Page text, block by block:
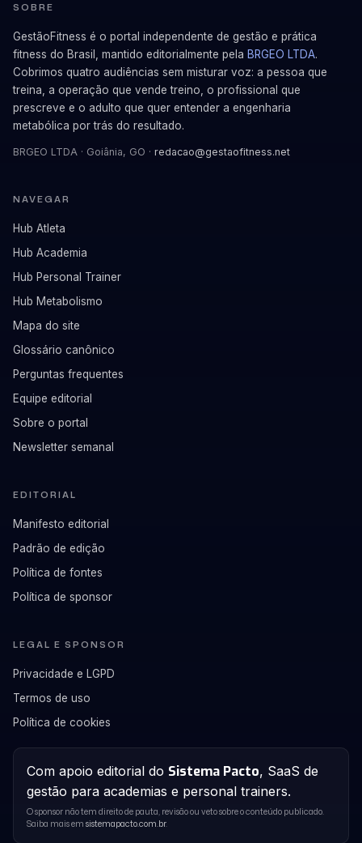
SOBRE
GestãoFitness é o portal independente de gestão e prática
fitness do Brasil, mantido editorialmente pela BRGEO LTDA.
Cobrimos quatro audiências sem misturar voz: a pessoa que
treina, a operação que vende treino, o profissional que
prescreve e o adulto que quer entender a engenharia
metabólica por trás do resultado.
BRGEO LTDA · Goiânia, GO · redacao@gestaofitness.net
NAVEGAR
Hub Atleta
Hub Academia
Hub Personal Trainer
Hub Metabolismo
Mapa do site
Glossário canônico
Perguntas frequentes
Equipe editorial
Sobre o portal
Newsletter semanal
EDITORIAL
Manifesto editorial
Padrão de edição
Política de fontes
Política de sponsor
LEGAL E SPONSOR
Privacidade e LGPD
Termos de uso
Política de cookies
Com apoio editorial do Sistema Pacto, SaaS de
gestão para academias e personal trainers.
O sponsor não tem direito de pauta, revisão ou veto sobre o conteúdo publicado.
Saiba mais em sistemapacto.com.br.